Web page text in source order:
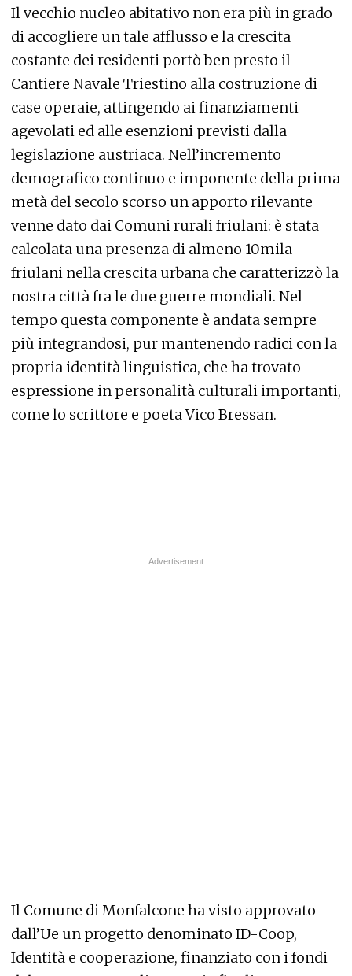
Il vecchio nucleo abitativo non era più in grado
di accogliere un tale afflusso e la crescita
costante dei residenti portò ben presto il
Cantiere Navale Triestino alla costruzione di
case operaie, attingendo ai finanziamenti
agevolati ed alle esenzioni previsti dalla
legislazione austriaca. Nell’incremento
demografico continuo e imponente della prima
metà del secolo scorso un apporto rilevante
venne dato dai Comuni rurali friulani: è stata
calcolata una presenza di almeno 10mila
friulani nella crescita urbana che caratterizzò la
nostra città fra le due guerre mondiali. Nel
tempo questa componente è andata sempre
più integrandosi, pur mantenendo radici con la
propria identità linguistica, che ha trovato
espressione in personalità culturali importanti,
come lo scrittore e poeta Vico Bressan.
Il Comune di Monfalcone ha visto approvato
dall’Ue un progetto denominato ID-Coop,
Identità e cooperazione, finanziato con i fondi